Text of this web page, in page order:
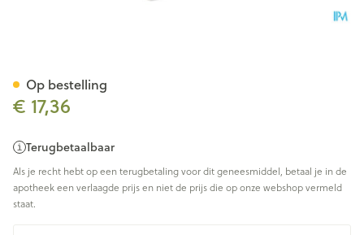
€ 17,36
Terugbetaalbaar
Als je recht hebt op een terugbetaling voor dit geneesmiddel, betaal je in de
apotheek een verlaagde prijs en niet de prijs die op onze webshop vermeld
staat.
Op bestelling